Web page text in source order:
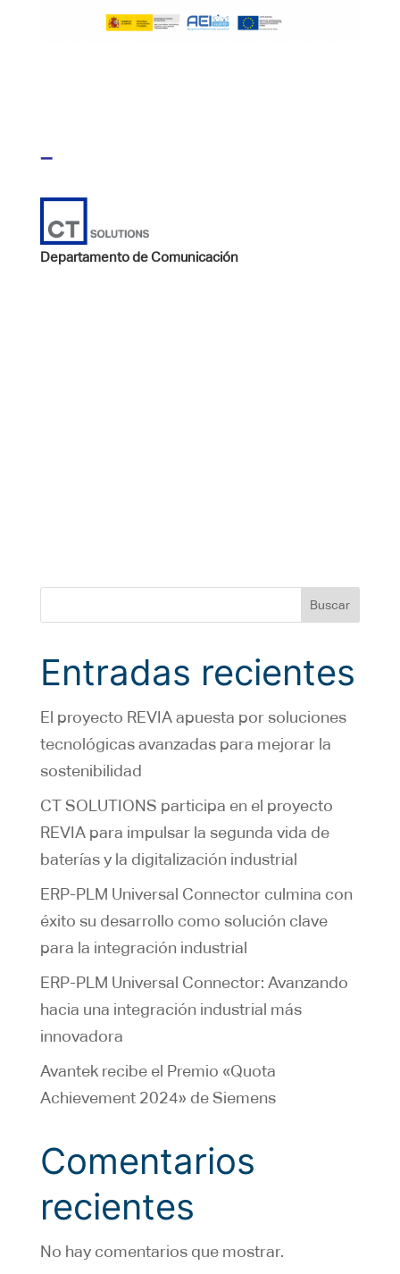
–
Departamento de Comunicación
Buscar
Entradas recientes
El proyecto REVIA apuesta por soluciones
tecnológicas avanzadas para mejorar la
sostenibilidad
CT SOLUTIONS participa en el proyecto
REVIA para impulsar la segunda vida de
baterías y la digitalización industrial
ERP-PLM Universal Connector culmina con
éxito su desarrollo como solución clave
para la integración industrial
ERP-PLM Universal Connector: Avanzando
hacia una integración industrial más
innovadora
Avantek recibe el Premio «Quota
Achievement 2024» de Siemens
Comentarios
recientes
No hay comentarios que mostrar.